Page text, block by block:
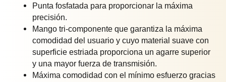
Punta fosfatada para proporcionar la máxima
precisión.
Mango tri-componente que garantiza la máxima
comodidad del usuario y cuyo material suave con
superficie estriada proporciona un agarre superior
y una mayor fuerza de transmisión.
Máxima comodidad con el mínimo esfuerzo gracias